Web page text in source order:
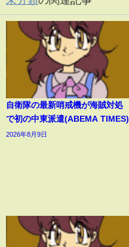
自衛隊の最新哨戒機が海賊対処
で初の中東派遣(ABEMA TIMES)
2026年8月9日